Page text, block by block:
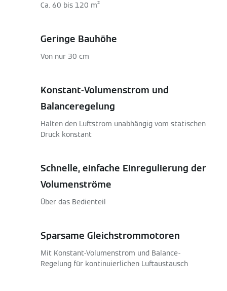
Ca. 60 bis 120 m²
Geringe Bauhöhe
Von nur 30 cm
Konstant-Volumenstrom und
Balanceregelung
Halten den Luftstrom unabhängig vom statischen
Druck konstant
Schnelle, einfache Einregulierung der
Volumenströme
Über das Bedienteil
Sparsame Gleichstrommotoren
Mit Konstant-Volumenstrom und Balance-
Regelung für kontinuierlichen Luftaustausch